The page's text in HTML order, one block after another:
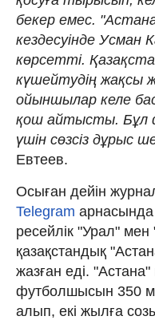
бекер емес.
кездесуінде Усман
көрсетті.
күшейтудің жақсы
ойыншылар келе
қош айтысты. Бұл
үшін сөзсіз дұрыс
Евтеев.
Осыған дейін
Telegram
ресейлік "Урал"
қазақстандық
жазған еді.
футболшысын 350
алып, екі жылға